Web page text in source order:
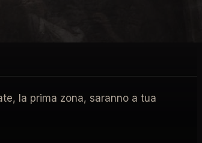
la prima zona, saranno a tua